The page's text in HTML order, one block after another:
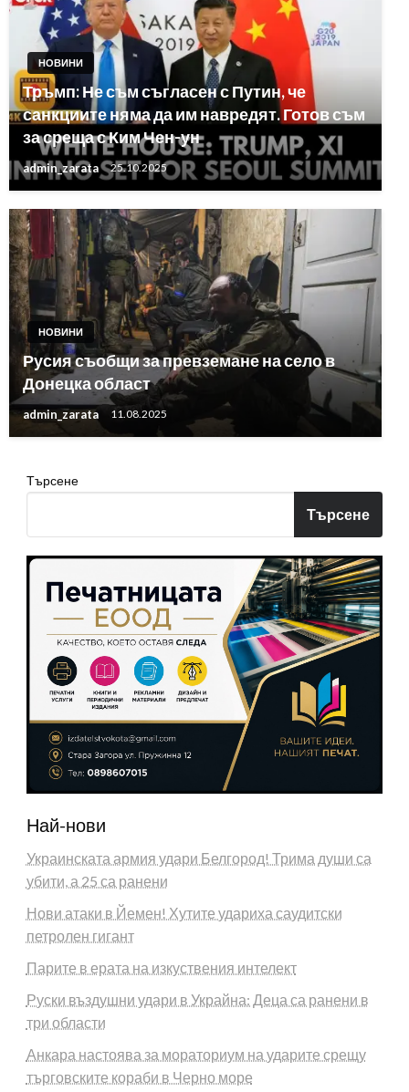
НОВИНИ
Тръмп: Не съм съгласен с Путин, че
санкциите няма да им навредят. Готов съм
за среща с Ким Чен-ун
admin_zarata 25.10.2025
НОВИНИ
Русия съобщи за превземане на село в
Донецка област
admin_zarata 11.08.2025
Търсене
Търсене
Най-нови
Украинската армия удари Белгород! Трима души са
убити, а 25 са ранени
Нови атаки в Йемен! Хутите удариха саудитски
петролен гигант
Парите в ерата на изкуствения интелект
Руски въздушни удари в Украйна: Деца са ранени в
три области
Анкара настоява за мораториум на ударите срещу
търговските кораби в Черно море